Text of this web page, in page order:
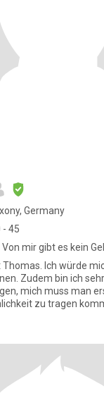
Germany
- 45
mir gibt es kein
Humorvoll und
Zudem bin ich
mich muss man
zu tragen